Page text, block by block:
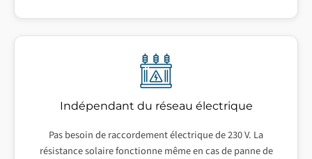
Indépendant du réseau électrique
Pas besoin de raccordement électrique de 230 V. La
résistance solaire fonctionne même en cas de panne de